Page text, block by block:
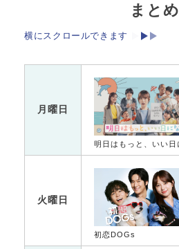
まとめ
横にスクロールできます
月曜日
火曜日
初恋DOGs